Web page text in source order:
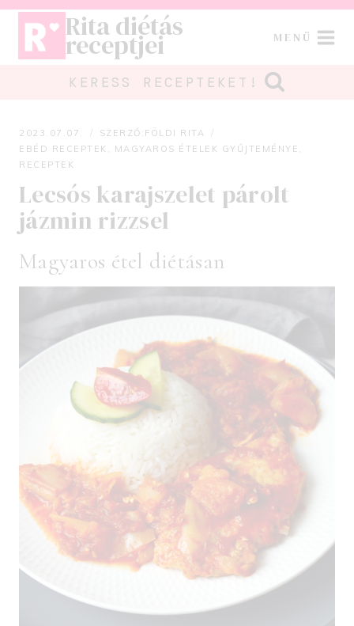
Skip
content
Rita diétás
receptjei MENÜ
KERESS RECEPTEKET!
2023.07.07. SZERZŐ: FÖLDI RITA
EBÉD RECEPTEK , MAGYAROS ÉTELEK GYŰJTEMÉNYE ,
RECEPTEK
Lecsós karajszelet párolt
jázmin rizzsel
Magyaros étel diétásan